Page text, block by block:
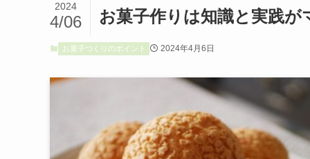
お菓子作りは知識と実践が
2024
4/06
お菓子つくりのポイント 2024年4月6日